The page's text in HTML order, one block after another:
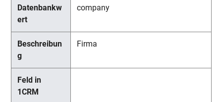
company
Firma